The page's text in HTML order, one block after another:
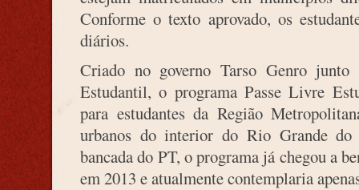
Conforme o texto aprovado, os
diários.
Criado no governo Tarso Genro
Estudantil, o programa Passe Livre
para estudantes da Região
urbanos do interior do Rio Grande
bancada do PT, o programa já chegou a
em 2013 e atualmente contemplaria